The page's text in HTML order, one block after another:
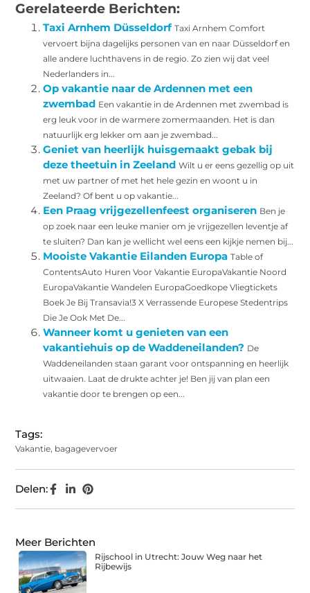
Gerelateerde Berichten:
Taxi Arnhem Düsseldorf Taxi Arnhem Comfort
vervoert bijna dagelijks personen van en naar Düsseldorf en
alle andere luchthavens in de regio. Zo zien wij dat veel
Nederlanders in...
Op vakantie naar de Ardennen met een
zwembad Een vakantie in de Ardennen met zwembad is
erg leuk voor in de warmere zomermaanden. Het is dan
natuurlijk erg lekker om aan je zwembad...
Geniet van heerlijk huisgemaakt gebak bij
deze theetuin in Zeeland Wilt u er eens gezellig op uit
met uw partner of met het hele gezin en woont u in
Zeeland? Of bent u op vakantie...
Een Praag vrijgezellenfeest organiseren Ben je
op zoek naar een leuke manier om je vrijgezellen leventje af
te sluiten? Dan kan je wellicht wel eens een kijkje nemen bij...
Mooiste Vakantie Eilanden Europa Table of
ContentsAuto Huren Voor Vakantie EuropaVakantie Noord
EuropaVakantie Wandelen EuropaGoedkope Vliegtickets
Boek Je Bij Transavia!3 X Verrassende Europese Stedentrips
Die Je Ook Met De...
Wanneer komt u genieten van een
vakantiehuis op de Waddeneilanden? De
Waddeneilanden staan garant voor ontspanning en heerlijk
uitwaaien. Laat de drukte achter je! Ben jij van plan een
vakantie door te brengen op een...
Tags:
Vakantie, bagagevervoer
Delen:
Meer Berichten
Rijschool in Utrecht: Jouw Weg naar het
Rijbewijs